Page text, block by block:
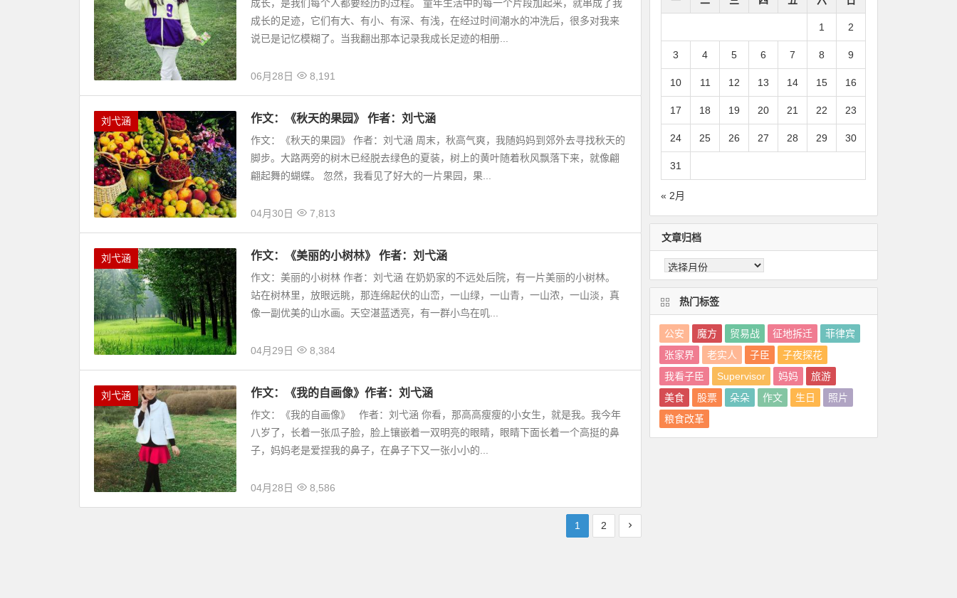
成长，是我们每个人都要经历的过程。 童年生活中的每一个片段加起来，就串成了我
成长的足迹，它们有大、有小、有深、有浅，在经过时间潮水的冲洗后，很多对我来
说已是记忆模糊了。当我翻出那本记录我成长足迹的相册...
06月28日 8,191
刘弋涵 作文：《秋天的果园》 作者：刘弋涵
作文：《秋天的果园》 作者：刘弋涵 周末，秋高气爽，我随妈妈到郊外去寻找秋天的
脚步。大路两旁的树木已经脱去绿色的夏装，树上的黄叶随着秋风飘落下来，就像翩
翩起舞的蝴蝶。 忽然，我看见了好大的一片果园，果...
04月30日 7,813
刘弋涵 作文：《美丽的小树林》 作者：刘弋涵
作文：美丽的小树林 作者：刘弋涵 在奶奶家的不远处后院，有一片美丽的小树林。
站在树林里，放眼远眺，那连绵起伏的山峦，一山绿，一山青，一山浓，一山淡，真
像一副优美的山水画。天空湛蓝透亮，有一群小鸟在叽...
04月29日 8,384
刘弋涵 作文：《我的自画像》作者：刘弋涵
作文：《我的自画像》 作者：刘弋涵 你看，那高高瘦瘦的小女生，就是我。我今年
八岁了，长着一张瓜子脸，脸上镶嵌着一双明亮的眼睛，眼睛下面长着一个高挺的鼻
子，妈妈老是爱捏我的鼻子，在鼻子下又一张小小的...
04月28日 8,586
1 2
1 2
3 4 5 6 7 8 9
10 11 12 13 14 15 16
17 18 19 20 21 22 23
24 25 26 27 28 29 30
31
« 2月
文章归档
热门标签
公安 魔方 贸易战 征地拆迁
菲律宾
张家界
老实人 子臣
子夜探花
我看子臣
Supervisor 妈妈
旅游
美食
股票 朵朵 作文 生日
照片
粮食改革